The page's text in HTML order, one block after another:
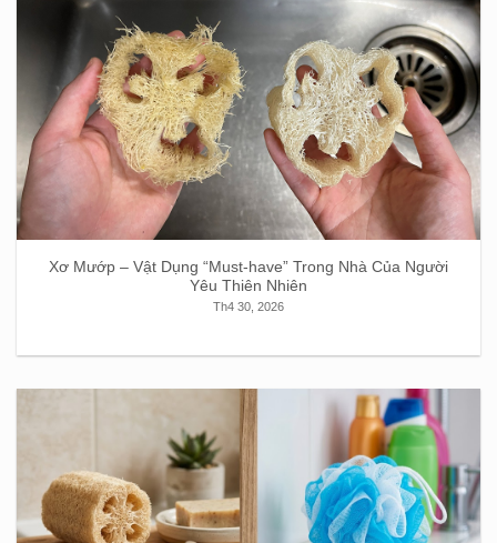
Xơ Mướp – Vật Dụng “Must-have” Trong Nhà Của Người
Yêu Thiên Nhiên
Th4 30, 2026